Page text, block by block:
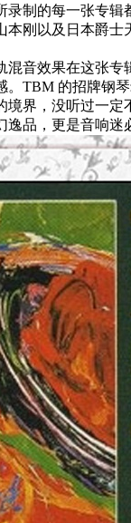
制的每一张专
本刚以及日本爵
音效果在这张专
TBM 的招牌钢
界，没听过一
逸品，更是音响迷